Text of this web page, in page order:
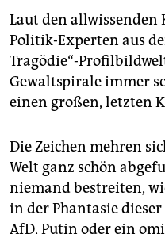
Laut den
Politik-Experten aus
Tragödie“-
Gewaltspirale immer
einen großen, letzten
Die Zeichen mehren
Welt ganz schön
niemand bestreiten,
in der Phantasie
AfD, Putin oder ein